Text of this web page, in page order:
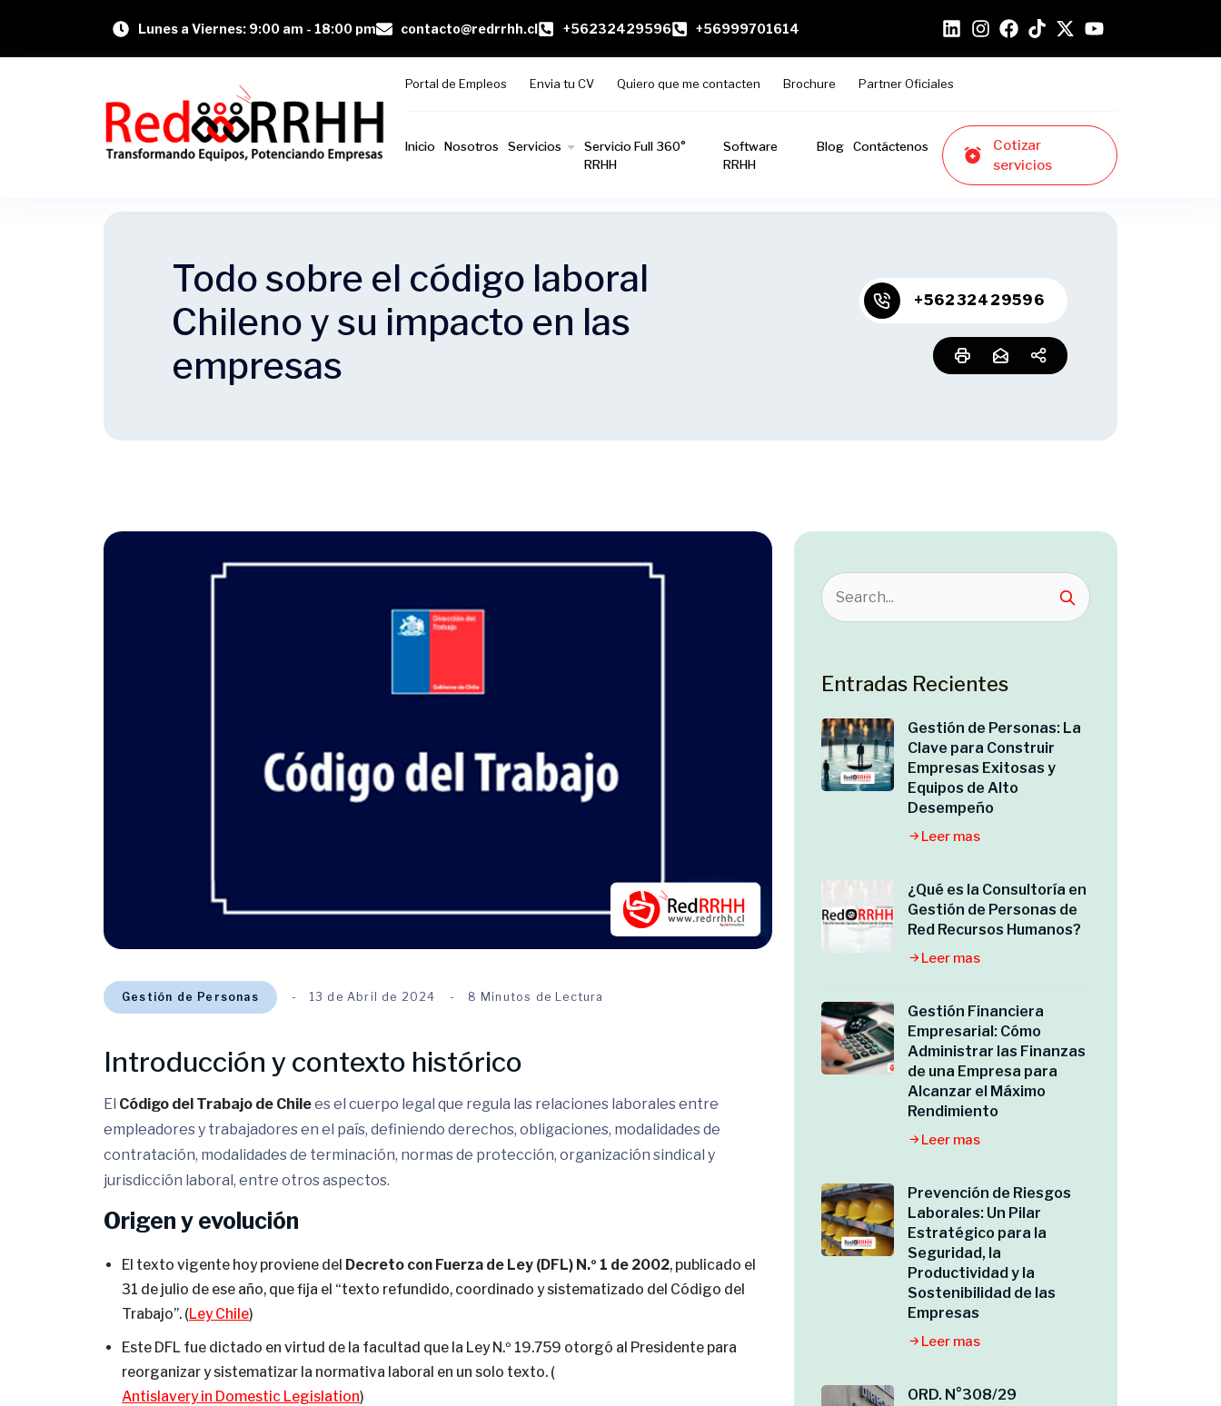
Lunes a Viernes: 9:00 am - 18:00 pm contacto@redrrhh.cl +56232429596 +56999701614
Portal de Empleos Envia tu CV Quiero que me contacten Brochure Partner Oficiales
Inicio Nosotros Servicios
Servicio Full 360°
RRHH
Software
RRHH
Blog Contáctenos
Cotizar
servicios
Todo sobre el código laboral
Chileno y su impacto en las
empresas
+56232429596
Gestión de Personas 13 de Abril de 2024 8 Minutos de Lectura
Introducción y contexto histórico
El Código del Trabajo de Chilees el cuerpo legal que regula las relaciones laborales entre
empleadores y trabajadores en el país, definiendo derechos, obligaciones, modalidades de
contratación, modalidades de terminación, normas de protección, organización sindical y
jurisdicción laboral, entre otros aspectos.
Origen y evolución
El texto vigente hoy proviene del Decreto con Fuerza de Ley (DFL) N.º 1 de 2002, publicado el
31 de julio de ese año, que fija el “texto refundido, coordinado y sistematizado del Código del
Trabajo”. (Ley Chile)
Este DFL fue dictado en virtud de la facultad que la Ley N.º 19.759 otorgó al Presidente para
reorganizar y sistematizar la normativa laboral en un solo texto. (
Antislavery in Domestic Legislation)
Entradas Recientes
Gestión de Personas: La
Clave para Construir
Empresas Exitosas y
Equipos de Alto
Desempeño
Leer mas
¿Qué es la Consultoría en
Gestión de Personas de
Red Recursos Humanos?
Leer mas
Gestión Financiera
Empresarial: Cómo
Administrar las Finanzas
de una Empresa para
Alcanzar el Máximo
Rendimiento
Leer mas
Prevención de Riesgos
Laborales: Un Pilar
Estratégico para la
Seguridad, la
Productividad y la
Sostenibilidad de las
Empresas
Leer mas
ORD. N°308/29